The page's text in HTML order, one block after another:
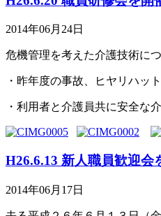
2014年06月24日
危機管理を考えた介護技術に
・昨年度の事故、ヒヤリハッ
・利用者と介護員共に安全な
H26.6.13 新人職員歓迎会
2014年06月17日